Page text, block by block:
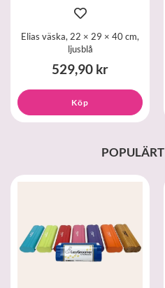
Elias väska, 22 × 29 × 40 cm,
ljusblå
529,90 kr
Köp